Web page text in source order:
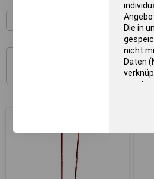
Die in
nicht
Daten
sie
"Alles